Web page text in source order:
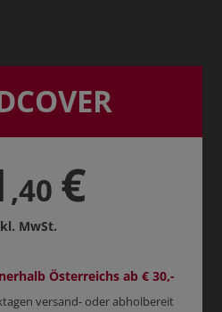
,40 €
MwSt.
Österreichs ab € 30,-
versand- oder abholbereit